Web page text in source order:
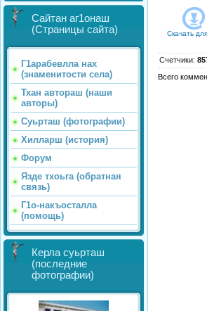
Сайтан аг1онаш
(Страницы сайта)
Г1арабевлла нах
(знаменитости села)
Тхан автораш (наши
авторы)
Суьрташ (фотографии)
Хилларш (история)
Форум
Язде тхоьга (обратная
связь)
Г1о-накъосталла
(помощь)
Керла суьрташ
(последние
фотографии)
Скачать для
Счетчики:
Всего